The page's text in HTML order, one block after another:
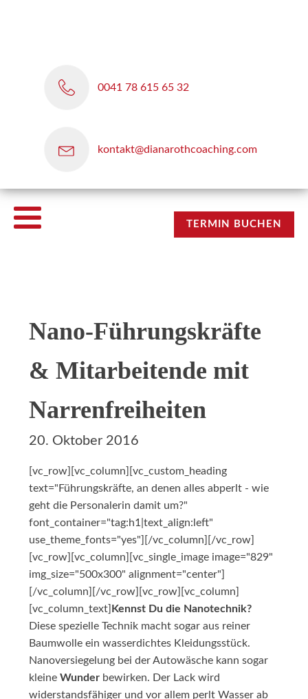
0041 78 615 65 32
kontakt@dianarothcoaching.com
TERMIN BUCHEN
Nano-Führungskräfte
& Mitarbeitende mit
Narrenfreiheiten
20. Oktober 2016
[vc_row][vc_column][vc_custom_heading
text="Führungskräfte, an denen alles abperlt - wie
geht die Personalerin damit um?"
font_container="tag:h1|text_align:left"
use_theme_fonts="yes"][/vc_column][/vc_row]
[vc_row][vc_column][vc_single_image image="829"
img_size="500x300" alignment="center"]
[/vc_column][/vc_row][vc_row][vc_column]
[vc_column_text] Kennst Du die Nanotechnik?
Diese spezielle Technik macht sogar aus reiner
Baumwolle ein wasserdichtes Kleidungsstück.
Nanoversiegelung bei der Autowäsche kann sogar
kleine Wunder bewirken. Der Lack wird
widerstandsfähiger und vor allem perlt Wasser ab